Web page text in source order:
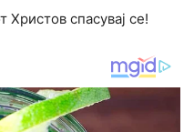
Христов спасувај се!